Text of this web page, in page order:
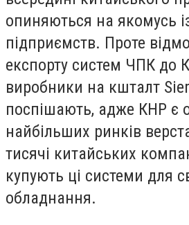
опиняються на якомусь
підприємств. Проте
експорту систем ЧПК до
виробники на кшталт
поспішають, адже КНР є
найбільших ринків
тисячі китайських
купують ці системи для
обладнання.